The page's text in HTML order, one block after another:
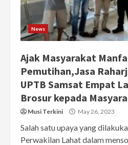
News
Ajak Masyarakat
Pemutihan,Jasa
UPTB Samsat Empat
Brosur kepada
Musi Terkini May 26, 2023
Salah satu upaya yang
Perwakilan Lahat dalam